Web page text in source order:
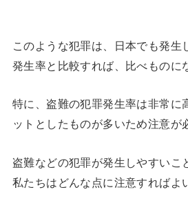
このような犯罪は、日本でも発生
発生率と比較すれば、比べものに
特に、盗難の犯罪発生率は非常に
ットとしたものが多いため注意が
盗難などの犯罪が発生しやすいこ
私たちはどんな点に注意すればよ